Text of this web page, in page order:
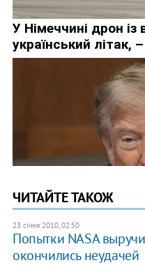
ЧИТАЙТЕ ТАКОЖ
23 січня 2010, 02:50
Попытки NASA
окончились неудачей